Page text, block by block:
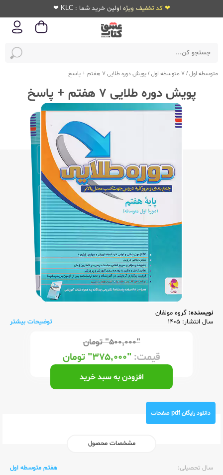
❤ کد تخفیف ویژه اولین خرید شما : KLC ❤
متوسطه اول/ 7 متوسطه اول /پویش دوره طلایی 7 هفتم + پاسخ
پویش دوره طلایی 7 هفتم + پاسخ
نویسنده: گروه مولفان
سال انتشار: 1405
توضیحات بیشتر
"۵۰۰,۰۰۰" تومان
قیمت: "۳۷۵,۰۰۰" تومان
افزودن به سبد خرید
دانلود رایگان pdf صفحات
مشخصات محصول
سال تحصیلی:‌
هفتم متوسطه اول